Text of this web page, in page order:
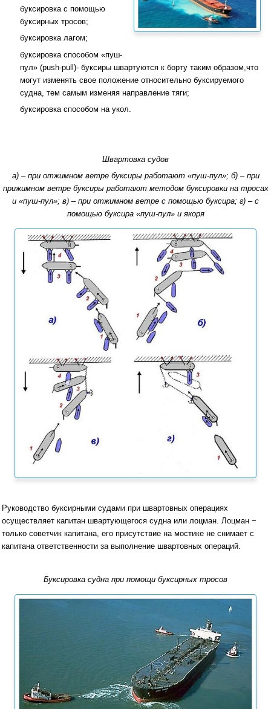
буксировка с помощью
буксирных тросов;
буксировка лагом;
буксировка способом «пуш-
пул» (push-pull)- буксиры швартуются к борту таким образом,что
могут изменять свое положение относительно буксируемого
судна, тем самым изменяя направление тяги;
буксировка способом на укол.
Швартовка судов
а) – при отжимном ветре буксиры работают «пуш-пул»; б) – при
прижимном ветре буксиры работают методом буксировки на тросах
и «пуш-пул»; в) – при отжимном ветре с помощью буксира; г) – с
помощью буксира «пуш-пул» и якоря
Руководство буксирными судами при швартовных операциях
осуществляет капитан швартующегося судна или лоцман. Лоцман −
только советчик капитана, его присутствие на мостике не снимает с
капитана ответственности за выполнение швартовных операций.
Буксировка судна при помощи буксирных тросов